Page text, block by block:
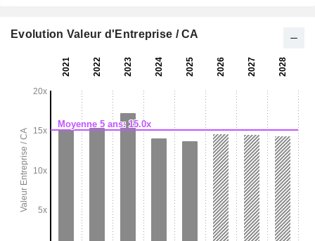
Evolution Valeur d'Entreprise / CA